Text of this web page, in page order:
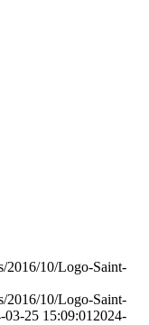
2016/10/Logo-Saint-
2016/10/Logo-Saint-
03-25 15:09:01 2024-